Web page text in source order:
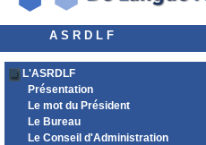
A S R D L F
L'ASRDLF
Présentation
Le mot du Président
Le Bureau
Le Conseil d'Administration